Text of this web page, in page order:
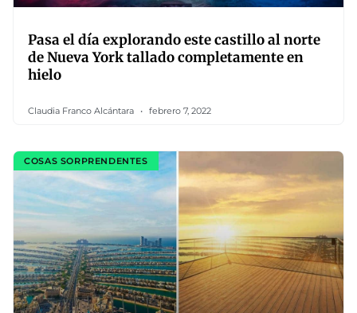
Pasa el día explorando este castillo al norte
de Nueva York tallado completamente en
hielo
Claudia Franco Alcántara febrero 7, 2022
COSAS SORPRENDENTES